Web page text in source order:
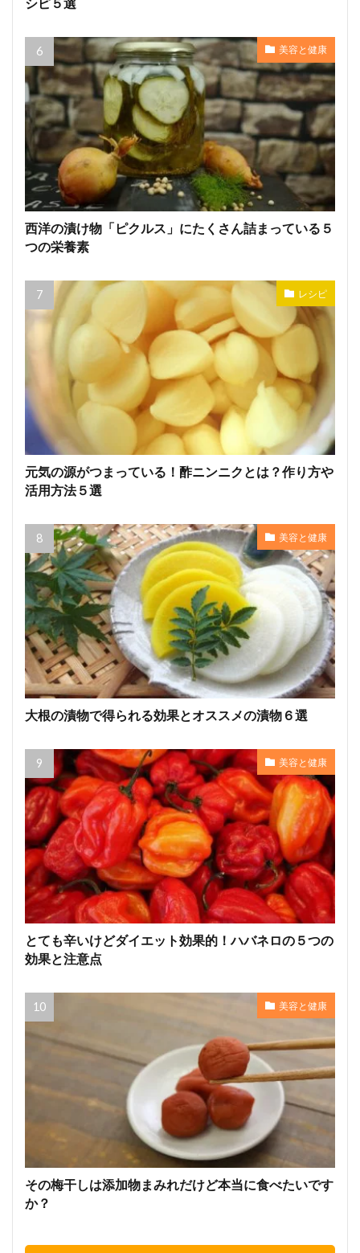
シピ５選
美容と健康
西洋の漬け物「ピクルス」にたくさん詰まっている５
つの栄養素
レシピ
元気の源がつまっている！酢ニンニクとは？作り方や
活用方法５選
美容と健康
大根の漬物で得られる効果とオススメの漬物６選
美容と健康
とても辛いけどダイエット効果的！ハバネロの５つの
効果と注意点
美容と健康
その梅干しは添加物まみれだけど本当に食べたいです
か？